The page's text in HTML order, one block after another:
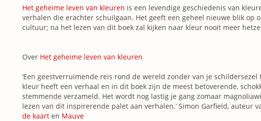
Het geheime leven van kleuren is een levendige geschiedenis van
verhalen die erachter schuilgaan. Het geeft een geheel nieuwe blik op
cultuur; na het lezen van dit boek zal kijken naar kleur nooit meer
Over Het geheime leven van kleuren
‘Een geestverruimende reis rond de wereld zonder van je schildersezel
kleur heeft een verhaal en in dit boek zijn de meest betoverende,
stemmende verzameld. Het wordt nog lastig je gang zomaar
lezen van dit inspirerende palet aan verhalen.’ Simon Garfield, auteur
de kaart en Mauve